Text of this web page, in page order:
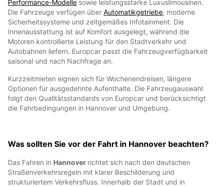
Performance-Modelle sowie leistungsstarke Luxuslimousinen.
Die Fahrzeuge verfügen über Automatikgetriebe, moderne
Sicherheitssysteme und zeitgemäßes Infotainment. Die
Innenausstattung ist auf Komfort ausgelegt, während die
Motoren kontrollierte Leistung für den Stadtverkehr und
Autobahnen liefern. Europcar passt die Fahrzeugverfügbarkeit
saisonal und nach Nachfrage an.
Kurzzeitmieten eignen sich für Wochenendreisen, längere
Optionen für ausgedehnte Aufenthalte. Die Fahrzeugauswahl
folgt den Qualitätsstandards von Europcar und berücksichtigt
die Fahrbedingungen in Hannover und Umgebung.
Was sollten Sie vor der Fahrt in Hannover beachten?
Das Fahren in Hannover richtet sich nach den deutschen
Straßenverkehrsregeln mit klarer Beschilderung und
strukturiertem Verkehrsfluss. Innerhalb der Stadt und in